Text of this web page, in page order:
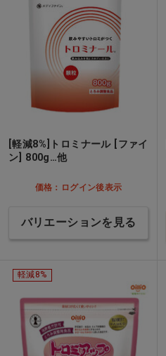
[軽減8%]トロミナール [ファイ
ン] 800g…他
価格：ログイン後表示
バリエーションを見る
軽減8%